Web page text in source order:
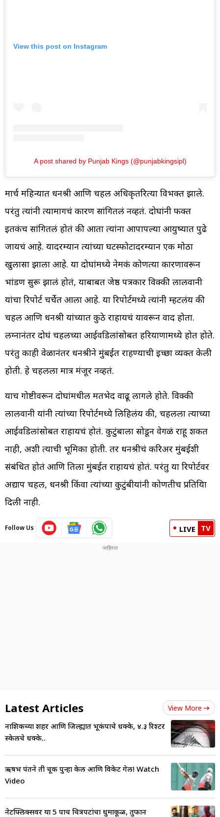
View this post on Instagram
A post shared by Punjab Kings (@punjabkingsipl)
मार्च महिन्यात धनश्री आणि चहल अधिकृतरित्या विभक्त झाले.
परंतु त्यांनी त्यामागचं कारण सांगितलं नव्हतं. दोघांनी फक्त
इतकंच सांगितलं होतं की आता त्यांना आपापल्या आयुष्यात पुढे
जायचं आहे. यादरम्यान त्यांच्या घटस्फोटादरम्यान एक मोठा
खुलासा झाला आहे. या दोघांमध्ये नेमकं कोणत्या कारणावरून
भांडण सुरू झालं होतं, याबाबत जेष्ठ पत्रकार विक्की लालवानी
यांचा रिपोर्ट चर्चेत आला आहे. या रिपोर्टमध्ये त्यांनी म्हटलंय की
चहल आणि धनश्री यांच्यात कुठे राहायचं यावरून वाद होता.
लग्नानंतर दोघं चहलच्या आईवडिलांसोबत हरियाणामध्ये होत होते.
परंतु काही वेळानंतर धनश्रीने मुंबईत राहण्याची इच्छा व्यक्त केली
होती. हे चहलला मात्र मंजूर नव्हतं.
याच गोष्टीवरून दोघांमधील मतभेद वाढू लागले होते. विक्की
लालवानी यांनी त्यांच्या रिपोर्टमध्ये लिहिलंय की, चहलला त्याच्या
आईवडिलांसोबत राहायचं होतं. कुटुंबाला सोडून वेगळं राहू शकत
नाही, अशी त्याची भूमिका होती. तर धनश्रीचं करिअर मुंबईशी
संबंधित होतं आणि तिला मुंबईत राहायचं होतं. परंतु या रिपोर्टवर
अद्याप चहल, धनश्री किंवा त्यांच्या कुटुंबीयांनी कोणतीच प्रतिक्रिया
दिली नाही.
Follow Us LIVE TV
Latest Articles View More
नाशिकच्या शहर आणि जिल्ह्यात भूकंपाचे धक्के, ४.३ रिश्टर
स्केलचे धक्के..
ऋषभ पंतने ती चूक पुन्हा केली आणि विकेट गेली! Watch
Video
नेटफ्लिक्सवर या 5 पाच चित्रपटांचा धुमाकूळ, तुफान